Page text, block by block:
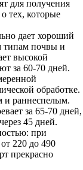
для получения
тех, которые
дает хороший
типам почвы и
высокой
за 60-70 дней.
обработке.
и раннеспелым.
за 65-70 дней,
45 дней.
при
220 до 490
прекрасно